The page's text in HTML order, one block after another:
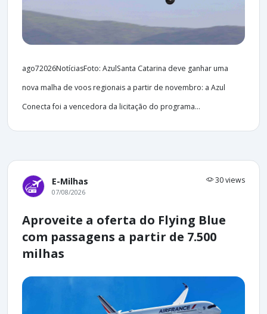
ago72026NotíciasFoto: AzulSanta Catarina deve ganhar uma
nova malha de voos regionais a partir de novembro: a Azul
Conecta foi a vencedora da licitação do programa...
E-Milhas 30 views
07/08/2026
Aproveite a oferta do Flying Blue
com passagens a partir de 7.500
milhas